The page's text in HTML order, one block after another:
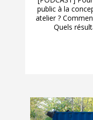
public à la
atelier ?
Quels